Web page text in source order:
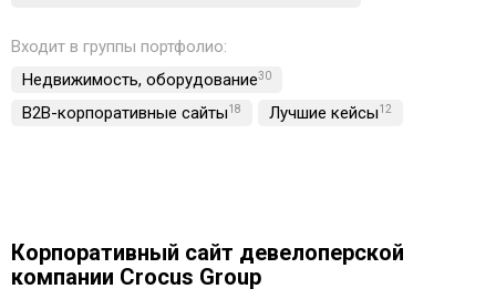
Входит в группы портфолио:
Недвижимость, обoрудование30
B2B-корпоративные сайты18 Лучшие кейсы12
Корпоративный сайт девелоперской
компании Crocus Group